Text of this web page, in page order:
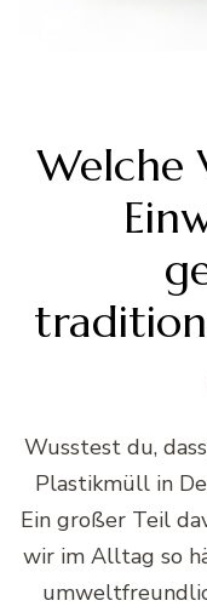
Welche
Wusstest du,
Plastikmüll in
Ein großer Teil
wir im Alltag so